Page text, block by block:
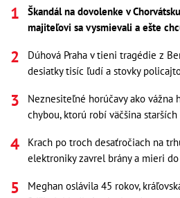
Škandál na dovolenke v
majiteľovi sa vysmievali a ešte
Dúhová Praha v tieni tragédie z
desiatky tisíc ľudí a stovky
Neznesiteľné horúčavy ako vážna
chybou, ktorú robí väčšina
Krach po troch desaťročiach na
elektroniky zavrel brány a mieri
Meghan oslávila 45 rokov,